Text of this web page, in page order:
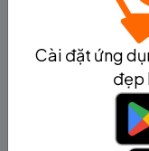
Cài đặt ứng
đẹp